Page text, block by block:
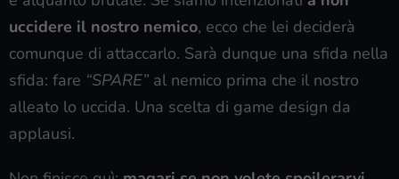
uccidere il nostro nemico, ecco che lei deciderà
comunque di attaccarlo. Sarà dunque una sfida nella
sfida: fare “SPARE” al nemico prima che il nostro
alleato lo uccida. Una scelta di game design da
applausi.